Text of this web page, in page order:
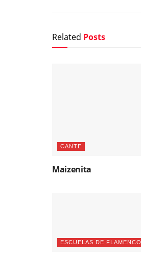
Related Posts
CANTE
Maizenita
ESCUELAS DE FLAMENCO